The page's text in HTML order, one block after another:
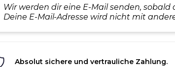
Wir werden dir eine E-Mail senden,
Deine E-Mail-Adresse wird nicht mit
Absolut sichere und vertrauliche Zahlung.